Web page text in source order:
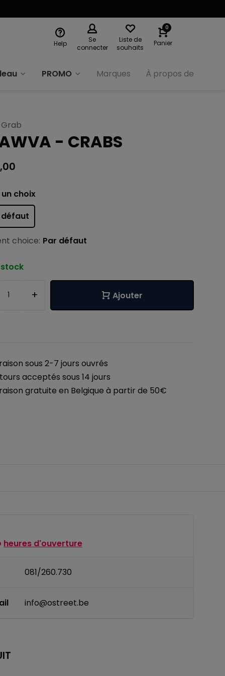
Help
Se
connecter
Liste de
souhaits
0
Panier
PROMO Marques À propos de nous
- CRABS
choix
défaut
choice: Par défaut
stock
+ Ajouter
sous 2-7 jours ouvrés
acceptés sous 14 jours
gratuite en Belgique à partir de 50€
heures d'ouverture
081/260.730
info@ostreet.be